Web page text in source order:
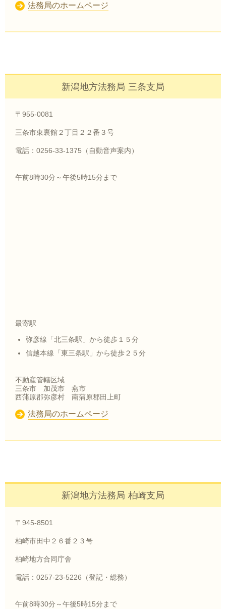
法務局のホームページ
新潟地方法務局 三条支局
〒955-0081
三条市東裏館２丁目２２番３号
電話：0256-33-1375（自動音声案内）
午前8時30分～午後5時15分まで
最寄駅
弥彦線「北三条駅」から徒歩１５分
信越本線「東三条駅」から徒歩２５分
不動産管轄区域
三条市 加茂市 燕市
西蒲原郡弥彦村 南蒲原郡田上町
法務局のホームページ
新潟地方法務局 柏崎支局
〒945-8501
柏崎市田中２６番２３号
柏崎地方合同庁舎
電話：0257-23-5226（登記・総務）
午前8時30分～午後5時15分まで